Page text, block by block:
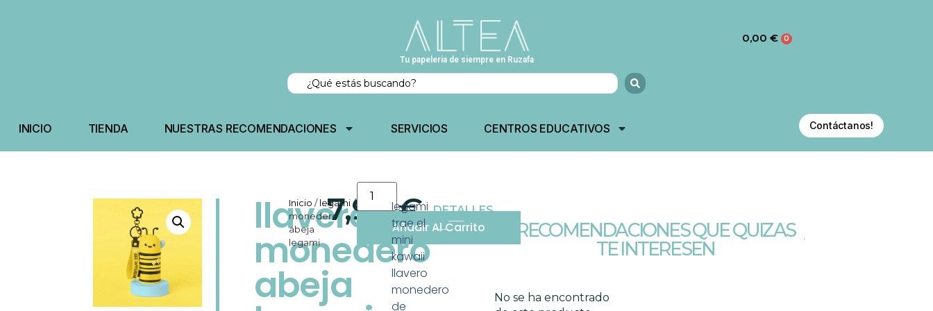
0,00 € 0
Tu papeleria de siempre en Ruzafa
INICIO TIENDA NUESTRAS RECOMENDACIONES SERVICIOS CENTROS EDUCATIVOS Contáctanos!
llavero
monedero
abeja
Inicio /legami/ llavero
monedero
abeja
legami
7,95€
Añadir Al Carrito
legami
trae el
mini
kawaii
llavero
monedero
de
DETALLES
RECOMENDACIONES QUE QUIZAS
TE INTERESEN
No se ha encontrado